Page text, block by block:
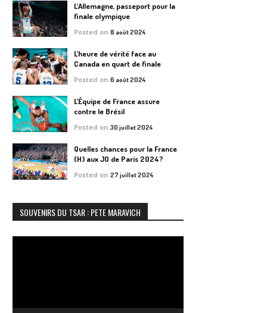
L’Allemagne, passeport pour la
finale olympique
Posted on8 août 2024
L’heure de vérité face au
Canada en quart de finale
Posted on6 août 2024
L’Équipe de France assure
contre le Brésil
Posted on30 juillet 2024
Quelles chances pour la France
(H) aux JO de Paris 2024?
Posted on27 juillet 2024
SOUVENIRS DU TSAR : PETE MARAVICH